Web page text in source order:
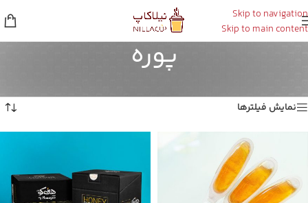
Skip to navigation
Skip to main content
پوره
نمایش فیلترها